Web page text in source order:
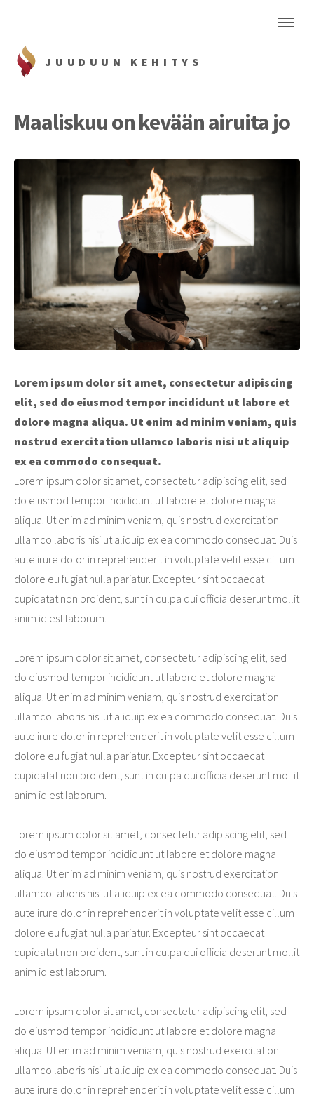
JUUDUUN KEHITYS
Maaliskuu on kevään airuita jo
Lorem ipsum dolor sit amet, consectetur adipiscing
elit, sed do eiusmod tempor incididunt ut labore et
dolore magna aliqua. Ut enim ad minim veniam, quis
nostrud exercitation ullamco laboris nisi ut aliquip
ex ea commodo consequat.
Lorem ipsum dolor sit amet, consectetur adipiscing elit, sed
do eiusmod tempor incididunt ut labore et dolore magna
aliqua. Ut enim ad minim veniam, quis nostrud exercitation
ullamco laboris nisi ut aliquip ex ea commodo consequat. Duis
aute irure dolor in reprehenderit in voluptate velit esse cillum
dolore eu fugiat nulla pariatur. Excepteur sint occaecat
cupidatat non proident, sunt in culpa qui officia deserunt mollit
anim id est laborum.
Lorem ipsum dolor sit amet, consectetur adipiscing elit, sed
do eiusmod tempor incididunt ut labore et dolore magna
aliqua. Ut enim ad minim veniam, quis nostrud exercitation
ullamco laboris nisi ut aliquip ex ea commodo consequat. Duis
aute irure dolor in reprehenderit in voluptate velit esse cillum
dolore eu fugiat nulla pariatur. Excepteur sint occaecat
cupidatat non proident, sunt in culpa qui officia deserunt mollit
anim id est laborum.
Lorem ipsum dolor sit amet, consectetur adipiscing elit, sed
do eiusmod tempor incididunt ut labore et dolore magna
aliqua. Ut enim ad minim veniam, quis nostrud exercitation
ullamco laboris nisi ut aliquip ex ea commodo consequat. Duis
aute irure dolor in reprehenderit in voluptate velit esse cillum
dolore eu fugiat nulla pariatur. Excepteur sint occaecat
cupidatat non proident, sunt in culpa qui officia deserunt mollit
anim id est laborum.
Lorem ipsum dolor sit amet, consectetur adipiscing elit, sed
do eiusmod tempor incididunt ut labore et dolore magna
aliqua. Ut enim ad minim veniam, quis nostrud exercitation
ullamco laboris nisi ut aliquip ex ea commodo consequat. Duis
aute irure dolor in reprehenderit in voluptate velit esse cillum